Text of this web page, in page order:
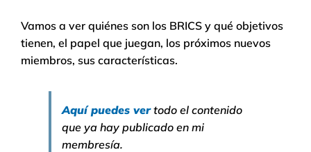
Vamos a ver quiénes son los BRICS y qué objetivos
tienen, el papel que juegan, los próximos nuevos
miembros, sus características.
Aquí puedes vertodo el contenido
que ya hay publicado en mi
membresía.